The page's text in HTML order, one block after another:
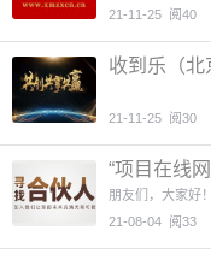
21-11-25 阅40
收到乐（北
21-11-25 阅30
“项目在线
朋友们，大家好
21-08-04 阅33